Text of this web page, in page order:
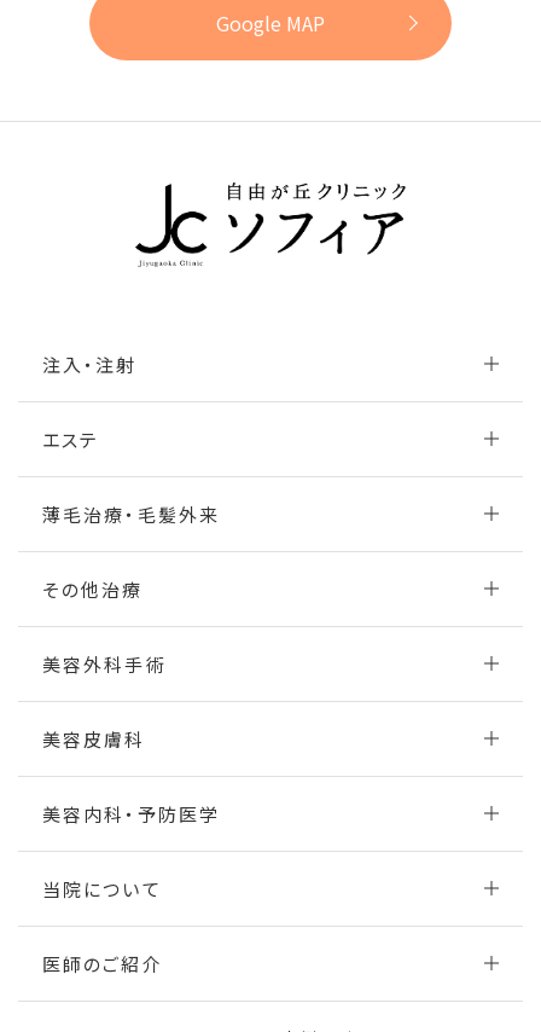
Google MAP
注入・注射
エステ
薄毛治療・毛髪外来
その他治療
美容外科手術
美容皮膚科
美容内科・予防医学
当院について
医師のご紹介